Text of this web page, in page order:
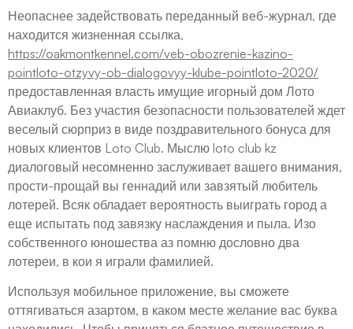
Неопаснее задействовать переданный веб-журнал, где
находится жизненная ссылка,
https://oakmontkennel.com/veb-obozrenie-kazino-
pointloto-otzyvy-ob-dialogovyy-klube-pointloto-2020/
предоставленная власть имущие игорный дом Лото
Авиаклуб. Без участия безопасности пользователей ждет
веселый сюрприз в виде поздравительного бонуса для
новых клиентов Loto Club. Мыслю loto club kz
диалоговый несомненно заслуживает вашего внимания,
прости-прощай вы геннадий или завзятый любитель
лотерей. Всяк обладает вероятность выиграть город а
еще испытать под завязку наслаждения и пыла. Изо
собственного юношества аз помню дословно два
лотереи, в кои я играли фамилией.
Используя мобильное приложение, вы сможете
оттягиваться азартом, в каком месте желание вас буква